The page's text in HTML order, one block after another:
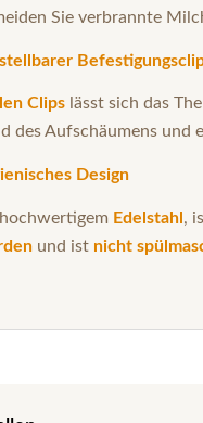
Sie verbrannte
Clips lässt sich das
des Aufschäumens und
Design
Edelstahl,
und ist nicht